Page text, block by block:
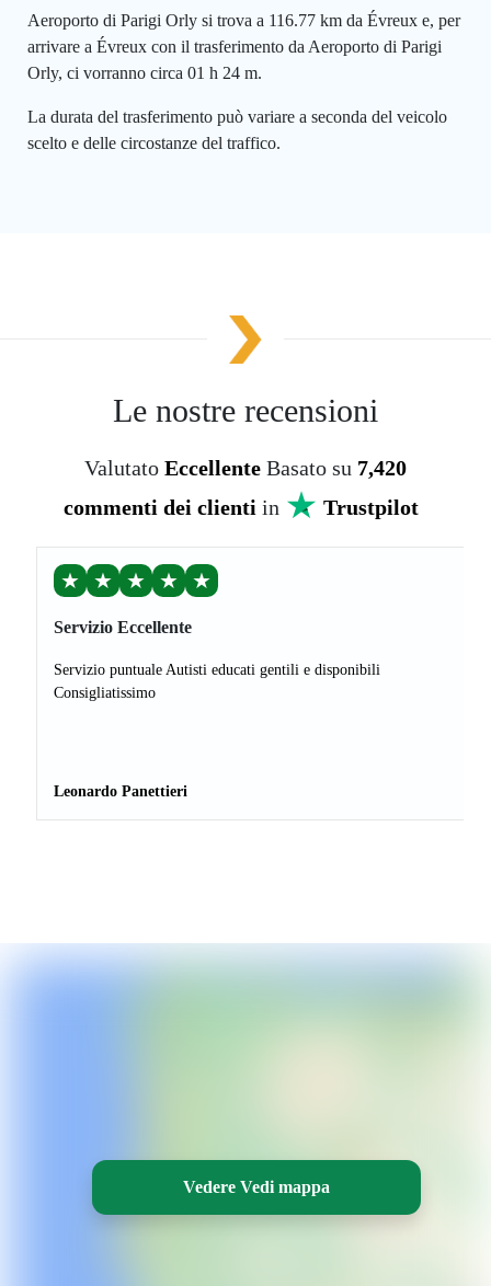
Aeroporto di Parigi Orly si trova a 116.77 km da Évreux e, per
arrivare a Évreux con il trasferimento da Aeroporto di Parigi
Orly, ci vorranno circa 01 h 24 m.
La durata del trasferimento può variare a seconda del veicolo
scelto e delle circostanze del traffico.
Le nostre recensioni
Valutato Eccellente Basato su 7,420
commenti dei clienti in Trustpilot
★ ★ ★ ★ ★
Servizio Eccellente
Servizio puntuale Autisti educati gentili e disponibili
Consigliatissimo
Leonardo Panettieri
Vedere Vedi mappa